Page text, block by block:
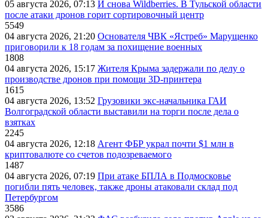
05 августа 2026, 07:13 И снова Wildberries. В Тульской области
после атаки дронов горит сортировочный центр
5549
04 августа 2026, 21:20 Основателя ЧВК «Ястреб» Марущенко
приговорили к 18 годам за похищение военных
1808
04 августа 2026, 15:17 Жителя Крыма задержали по делу о
производстве дронов при помощи 3D‑принтера
1615
04 августа 2026, 13:52 Грузовики экс-начальника ГАИ
Волгоградской области выставили на торги после дела о
взятках
2245
04 августа 2026, 12:18 Агент ФБР украл почти $1 млн в
криптовалюте со счетов подозреваемого
1487
04 августа 2026, 07:19 При атаке БПЛА в Подмосковье
погибли пять человек, также дроны атаковали склад под
Петербургом
3586